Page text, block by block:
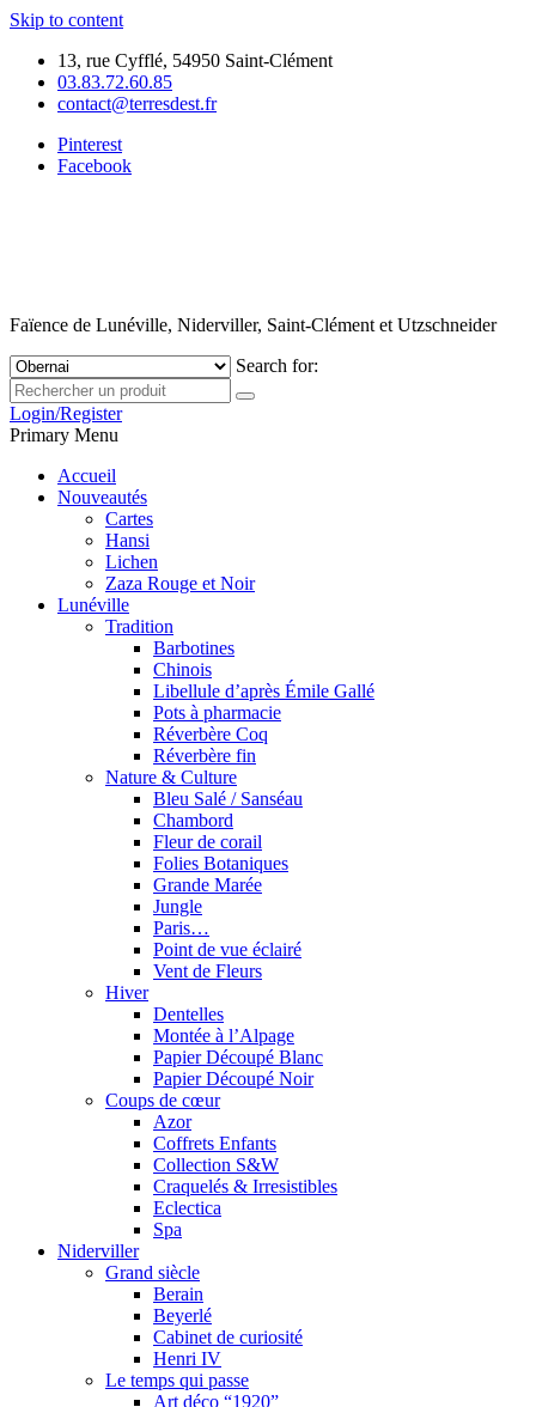
Skip to content
13, rue Cyfflé, 54950 Saint-Clément
03.83.72.60.85
contact@terresdest.fr
Pinterest
Facebook
Faïence de Lunéville, Niderviller, Saint-Clément et Utzschneider
Search for:
Login/Register
Primary Menu
Accueil
Nouveautés
Cartes
Hansi
Lichen
Zaza Rouge et Noir
Lunéville
Tradition
Barbotines
Chinois
Libellule d’après Émile Gallé
Pots à pharmacie
Réverbère Coq
Réverbère fin
Nature & Culture
Bleu Salé / Sanséau
Chambord
Fleur de corail
Folies Botaniques
Grande Marée
Jungle
Paris…
Point de vue éclairé
Vent de Fleurs
Hiver
Dentelles
Montée à l’Alpage
Papier Découpé Blanc
Papier Découpé Noir
Coups de cœur
Azor
Coffrets Enfants
Collection S&W
Craquelés & Irresistibles
Eclectica
Spa
Niderviller
Grand siècle
Berain
Beyerlé
Cabinet de curiosité
Henri IV
Le temps qui passe
Art déco “1920”